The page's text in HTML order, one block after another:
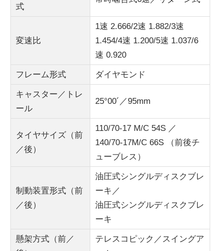
式
変速比
1速 2.666/2速 1.882/3速
1.454/4速 1.200/5速 1.037/6
速 0.920
フレーム形式 ダイヤモンド
キャスター／トレ
ール
25°00´／95mm
タイヤサイズ（前
／後）
110/70-17 M/C 54S ／
140/70-17M/C 66S （前後チ
ューブレス）
制動装置形式（前
／後）
油圧式シングルディスクブレ
ーキ／
油圧式シングルディスクブレ
ーキ
懸架方式（前／
テレスコピック／スイングア